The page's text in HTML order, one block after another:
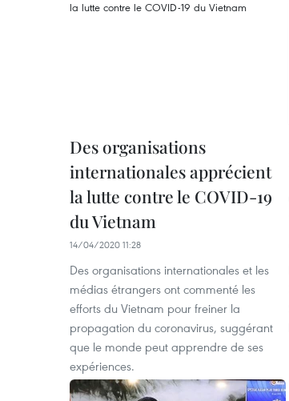
Des organisations
internationales apprécient
la lutte contre le COVID-19
du Vietnam
14/04/2020 11:28
Des organisations internationales et les
médias étrangers ont commenté les
efforts du Vietnam pour freiner la
propagation du coronavirus, suggérant
que le monde peut apprendre de ses
expériences.